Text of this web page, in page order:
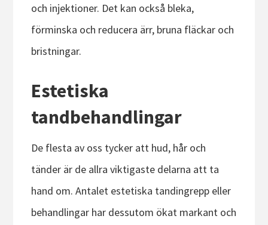
och injektioner. Det kan också bleka,
förminska och reducera ärr, bruna fläckar och
bristningar.
Estetiska
tandbehandlingar
De flesta av oss tycker att hud, hår och
tänder är de allra viktigaste delarna att ta
hand om. Antalet estetiska tandingrepp eller
behandlingar har dessutom ökat markant och